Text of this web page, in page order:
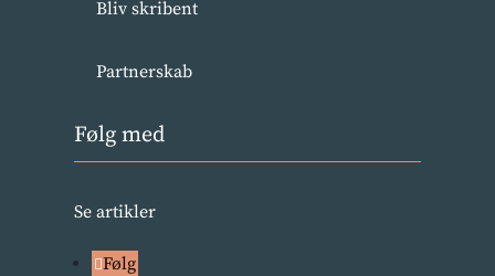
Bliv skribent
Partnerskab
Følg med
Se artikler
Følg